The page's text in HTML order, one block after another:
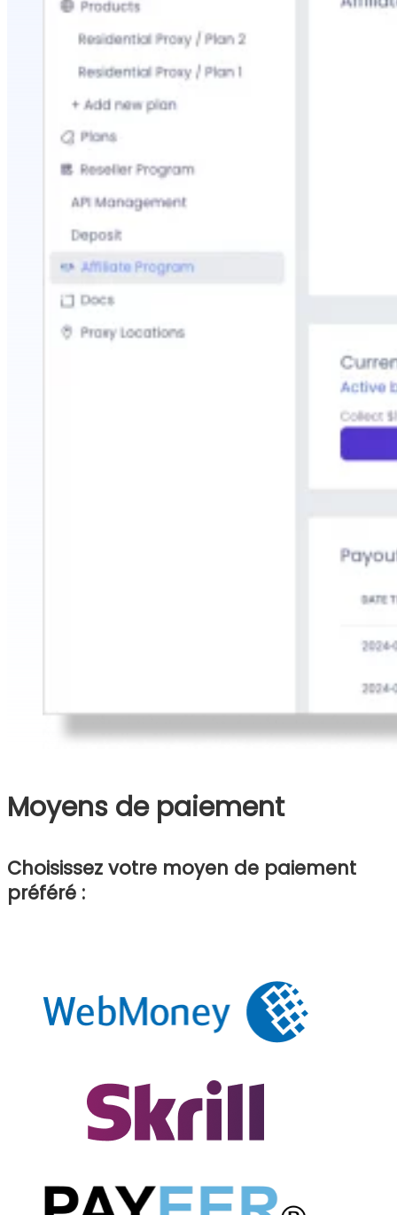
Moyens de paiement
Choisissez votre moyen de paiement
préféré :